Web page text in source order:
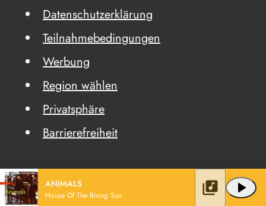
Datenschutzerklärung
Teilnahmebedingungen
Werbung
Region wählen
Privatsphäre
Barrierefreiheit
ANIMALS
House Of The Rising Sun play_arrow
library_music